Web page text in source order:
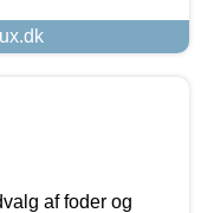
af foder og